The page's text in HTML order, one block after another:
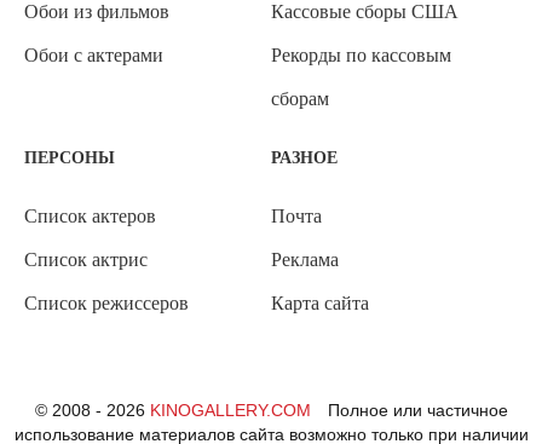
Обои из фильмов
Обои с актерами
Кассовые сборы США
Рекорды по кассовым
сборам
ПЕРСОНЫ
Список актеров
Список актрис
Список режиссеров
РАЗНОЕ
Почта
Реклама
Карта сайта
© 2008 - 2026 KINOGALLERY.COM
Полное или частичное
использование материалов сайта возможно только при наличии